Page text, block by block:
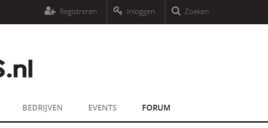
an array or an object that implements Countable
an array or an object that implements CountableZoeken
Inloggen
Registreren
BEDRIJVEN EVENTS FORUM